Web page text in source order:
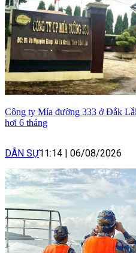
Công ty Mía đường 333 ở Đắk
hơi 6 tháng
DÂN SỰ11:14 06/08/2026